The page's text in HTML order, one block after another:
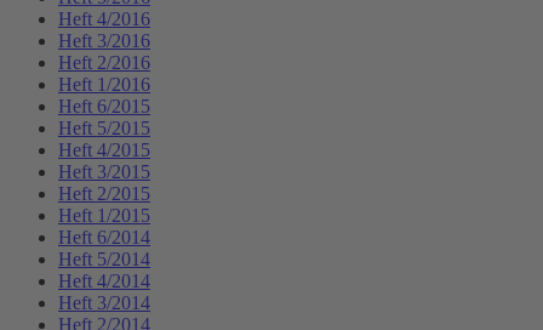
Heft 4/2016
Heft 3/2016
Heft 2/2016
Heft 1/2016
Heft 6/2015
Heft 5/2015
Heft 4/2015
Heft 3/2015
Heft 2/2015
Heft 1/2015
Heft 6/2014
Heft 5/2014
Heft 4/2014
Heft 3/2014
Heft 2/2014